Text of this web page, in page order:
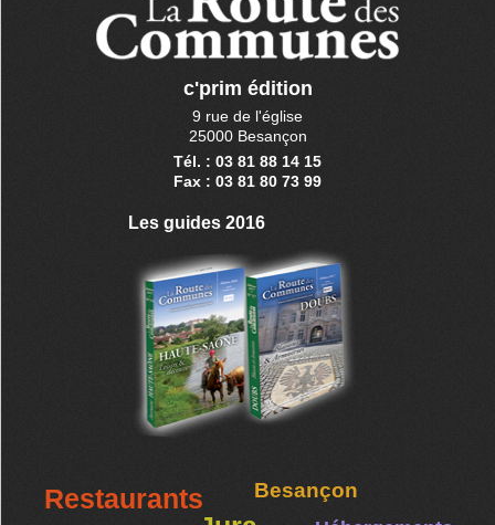
c'prim édition
9 rue de l'église
25000 Besançon
Tél. : 03 81 88 14 15
Fax : 03 81 80 73 99
Les guides 2016
Restaurants Besançon